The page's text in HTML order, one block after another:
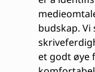
budskap.
et godt øye